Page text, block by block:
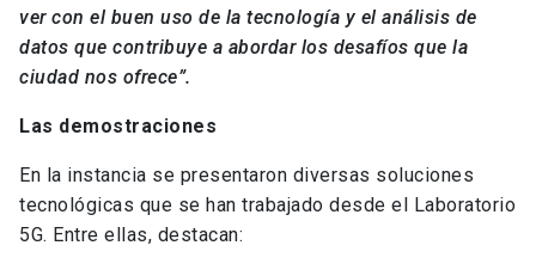
ver con el buen uso de la tecnología y el análisis de
datos que contribuye a abordar los desafíos que la
ciudad nos ofrece”.
Las demostraciones
En la instancia se presentaron diversas soluciones
tecnológicas que se han trabajado desde el Laboratorio
5G. Entre ellas, destacan: